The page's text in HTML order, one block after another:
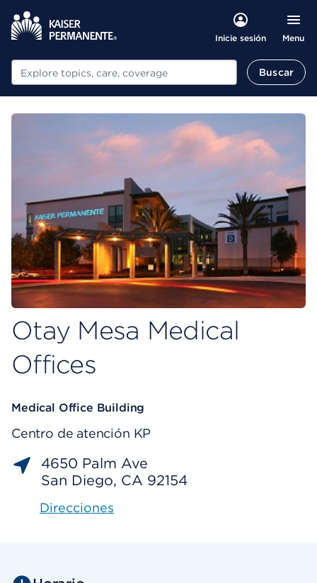
Inicie sesión Menu
Buscar Buscar
Otay Mesa Medical
Offices
Medical Office Building
Centro de atención KP
4650 Palm Ave
San Diego, CA 92154
Direcciones